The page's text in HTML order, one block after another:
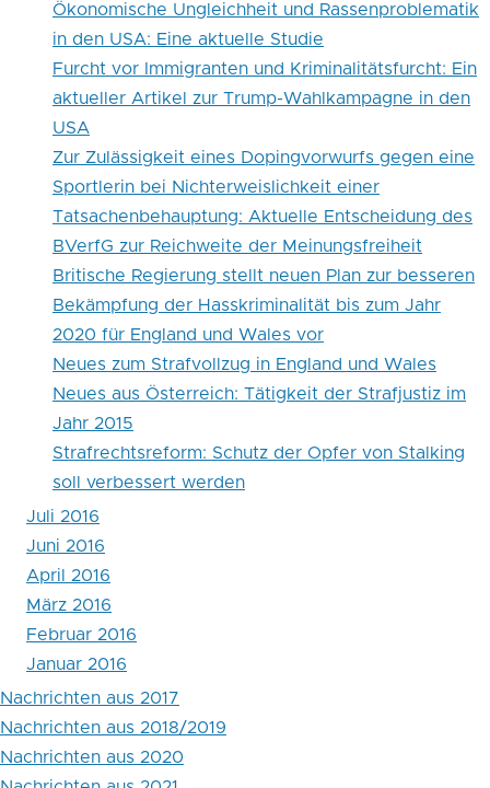
Ökonomische Ungleichheit und Rassenproblematik
in den USA: Eine aktuelle Studie
Furcht vor Immigranten und Kriminalitätsfurcht: Ein
aktueller Artikel zur Trump-Wahlkampagne in den
USA
Zur Zulässigkeit eines Dopingvorwurfs gegen eine
Sportlerin bei Nichterweislichkeit einer
Tatsachenbehauptung: Aktuelle Entscheidung des
BVerfG zur Reichweite der Meinungsfreiheit
Britische Regierung stellt neuen Plan zur besseren
Bekämpfung der Hasskriminalität bis zum Jahr
2020 für England und Wales vor
Neues zum Strafvollzug in England und Wales
Neues aus Österreich: Tätigkeit der Strafjustiz im
Jahr 2015
Strafrechtsreform: Schutz der Opfer von Stalking
soll verbessert werden
Juli 2016
Juni 2016
April 2016
März 2016
Februar 2016
Januar 2016
Nachrichten aus 2017
Nachrichten aus 2018/2019
Nachrichten aus 2020